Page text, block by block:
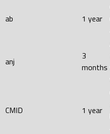
ab 1 year
anj
3
months
CMID 1 year